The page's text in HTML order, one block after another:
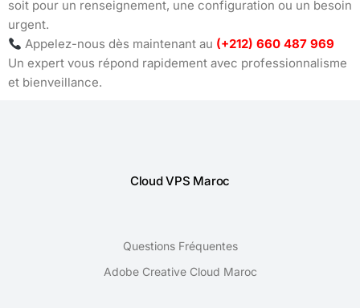
soit pour un renseignement, une configuration ou un besoin
urgent.
Appelez-nous dès maintenant au (+212) 660 487 969
Un expert vous répond rapidement avec professionnalisme
et bienveillance.
Cloud VPS Maroc
Questions Fréquentes
Adobe Creative Cloud Maroc